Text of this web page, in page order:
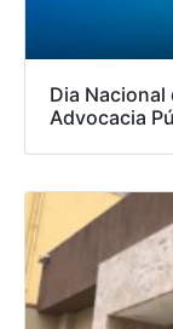
Dia
Advocacia